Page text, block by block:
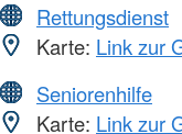
Rettungsdienst
Karte: Link zur
Seniorenhilfe
Karte: Link zur